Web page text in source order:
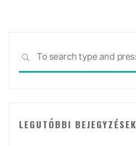
SEARCH
LEGUTÓBBI BEJEGYZÉSEK